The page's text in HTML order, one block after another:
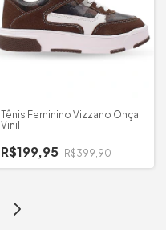
Tênis Feminino Vizzano Onça
Vinil
R$199,95 R$399,90